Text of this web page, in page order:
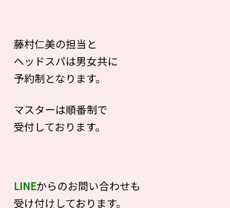
藤村仁美の担当と
ヘッドスパは男女共に
予約制となります。
マスターは順番制で
受付しております。
LINEからのお問い合わせも
受け付けしております。